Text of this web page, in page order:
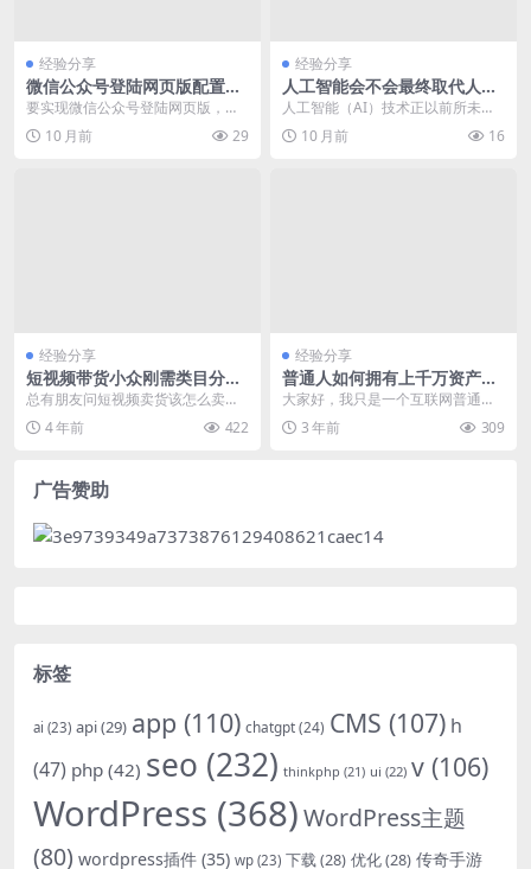
经验分享
微信公众号登陆网页版配置及
故障排查
要实现微信公众号登陆网页版，需
要配置OAuth2.0授权和生成网页授
权域名。以下...
10 月前 29
经验分享
人工智能会不会最终取代人类
工作 探讨社会性焦虑话题
人工智能（AI）技术正以前所未有
的速度发展，其在各行各业中的应
用日益广泛。这引发...
10 月前 16
经验分享
短视频带货小众刚需类目分
享：五金工具类
总有朋友问短视频卖货该怎么卖，
其实这个说了好多遍了，目前最常
见的还是卖淘客商品，...
4 年前 422
经验分享
普通人如何拥有上千万资产，
这个回答戳破了很多人
大家好，我只是一个互联网普通的
创业者。我一直坚持自己的本分做
事。我勤奋、诚信、脚...
3 年前 309
广告赞助
标签
ai (23) api(29) app (110) chatgpt(24) CMS (107) h
(47) php (42) seo (232) thinkphp (21) ui (22) v (106)
WordPress (368)WordPress主题
(80) wordpress插件 (35) wp (23) 下载(28) 优化(28) 传奇手游